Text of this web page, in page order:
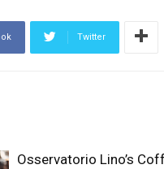
Twitter
Osservatorio Lino’s